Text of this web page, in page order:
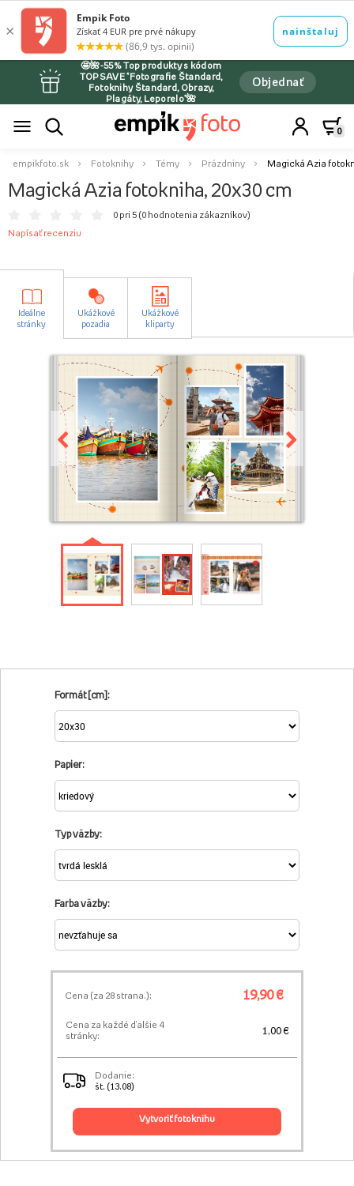
🤩🌺-55% Top produkty s kódom
TOPSAVE *Fotografie Štandard,
Fotoknihy Štandard, Obrazy,
Plagáty, Leporelo*🌺
Objednať
0
empikfoto.sk Fotoknihy Témy Prázdniny Magická Azia
Magická Azia fotokniha, 20x30 cm
0 pri 5 (0 hodnotenia zákazníkov)
Napísať recenziu
Ideálne
stránky
Ukážkové
pozadia
Ukážkové
kliparty
Formát [cm]:
Papier:
Typ väzby:
Farba väzby:
Cena (za 28 strana.): 19,90 €
Cena za každé ďalšie 4
stránky:
1,00 €
Dodanie:
št. (13.08)
vytvoriť fotoknihu